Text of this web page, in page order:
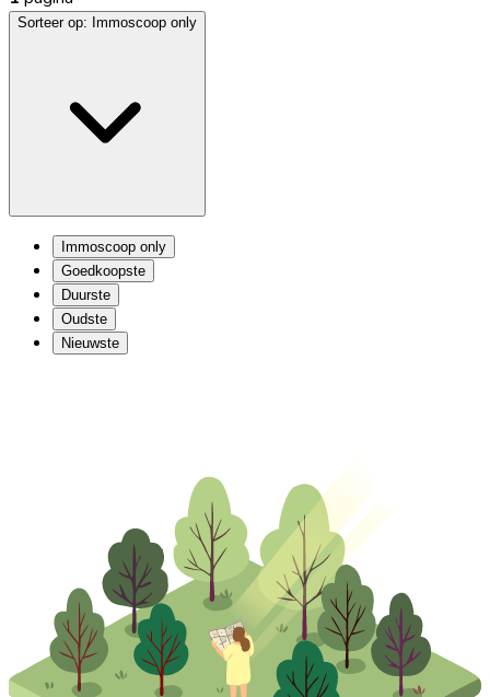
Sorteer op: Immoscoop only
Immoscoop only
Goedkoopste
Duurste
Oudste
Nieuwste